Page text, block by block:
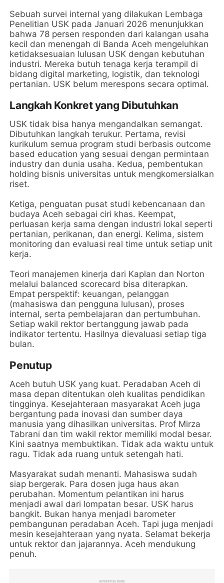
Sebuah survei internal yang dilakukan Lembaga
Penelitian USK pada Januari 2026 menunjukkan
bahwa 78 persen responden dari kalangan usaha
kecil dan menengah di Banda Aceh mengeluhkan
ketidaksesuaian lulusan USK dengan kebutuhan
industri. Mereka butuh tenaga kerja terampil di
bidang digital marketing, logistik, dan teknologi
pertanian. USK belum merespons secara optimal.
Langkah Konkret yang Dibutuhkan
USK tidak bisa hanya mengandalkan semangat.
Dibutuhkan langkah terukur. Pertama, revisi
kurikulum semua program studi berbasis outcome
based education yang sesuai dengan permintaan
industry dan dunia usaha. Kedua, pembentukan
holding bisnis universitas untuk mengkomersialkan
riset.
Ketiga, penguatan pusat studi kebencanaan dan
budaya Aceh sebagai ciri khas. Keempat,
perluasan kerja sama dengan industri lokal seperti
pertanian, perikanan, dan energi. Kelima, sistem
monitoring dan evaluasi real time untuk setiap unit
kerja.
Teori manajemen kinerja dari Kaplan dan Norton
melalui balanced scorecard bisa diterapkan.
Empat perspektif: keuangan, pelanggan
(mahasiswa dan pengguna lulusan), proses
internal, serta pembelajaran dan pertumbuhan.
Setiap wakil rektor bertanggung jawab pada
indikator tertentu. Hasilnya dievaluasi setiap tiga
bulan.
Penutup
Aceh butuh USK yang kuat. Peradaban Aceh di
masa depan ditentukan oleh kualitas pendidikan
tingginya. Kesejahteraan masyarakat Aceh juga
bergantung pada inovasi dan sumber daya
manusia yang dihasilkan universitas. Prof Mirza
Tabrani dan tim wakil rektor memiliki modal besar.
Kini saatnya membuktikan. Tidak ada waktu untuk
ragu. Tidak ada ruang untuk setengah hati.
Masyarakat sudah menanti. Mahasiswa sudah
siap bergerak. Para dosen juga haus akan
perubahan. Momentum pelantikan ini harus
menjadi awal dari lompatan besar. USK harus
bangkit. Bukan hanya menjadi barometer
pembangunan peradaban Aceh. Tapi juga menjadi
mesin kesejahteraan yang nyata. Selamat bekerja
untuk rektor dan jajarannya. Aceh mendukung
penuh.